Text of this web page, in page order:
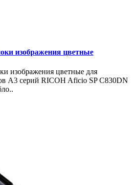
изображения цветные
изображения цветные для
A3 серий RICOH Aficio SP C830DN